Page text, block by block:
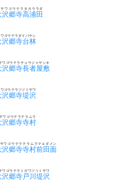
郷寺高浦田
ワゴウテラタカウラダ
沢郷寺台林
ゴウテラダイバヤシ
郷寺長者屋敷
ワゴウテラチョウジャヤシキ
郷寺堤沢
ゴウテラツツミサワ
沢郷寺寺村
ワゴウテラテラムラ
郷寺寺村前田面
ワゴウテラテラムラマエダメン
郷寺戸川堤沢
ワゴウテラトガワツツミサワ